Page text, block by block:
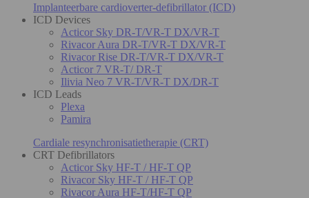
Implanteerbare cardioverter-defibrillator (ICD)
ICD Devices
Acticor Sky DR-T/VR-T DX/VR-T
Rivacor Aura DR-T/VR-T DX/VR-T
Rivacor Rise DR-T/VR-T DX/VR-T
Acticor 7 VR-T/ DR-T
Ilivia Neo 7 VR-T/VR-T DX/DR-T
ICD Leads
Plexa
Pamira
Cardiale resynchronisatietherapie (CRT)
CRT Defibrillators
Acticor Sky HF-T / HF-T QP
Rivacor Sky HF-T / HF-T QP
Rivacor Aura HF-T/HF-T QP